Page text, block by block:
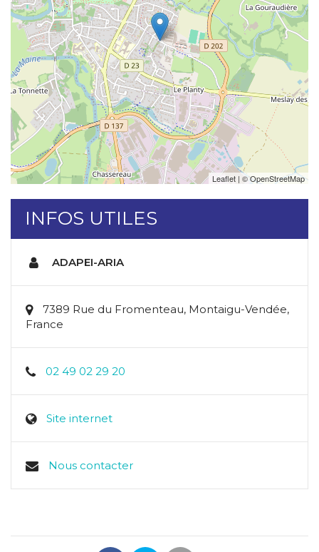
Leaflet | ©OpenStreetMap
INFOS UTILES
ADAPEI-ARIA
7389 Rue du Fromenteau, Montaigu-Vendée,
France
02 49 02 29 20
Site internet
Nous contacter